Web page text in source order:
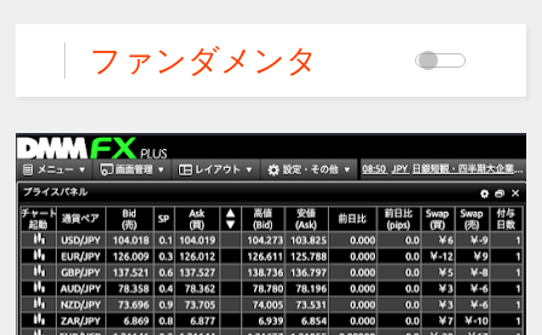
ファンダメンタ
ルズFX